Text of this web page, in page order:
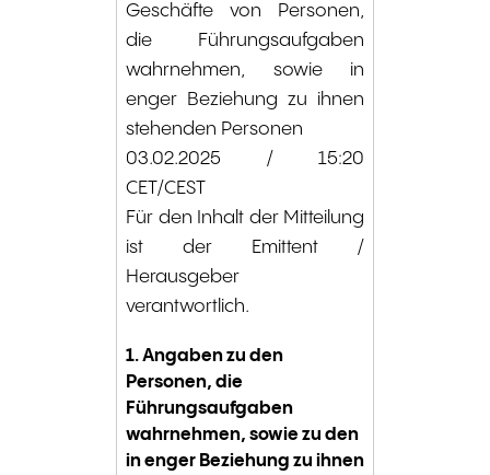
Geschäfte von Personen,
die Führungsaufgaben
wahrnehmen, sowie in
enger Beziehung zu ihnen
stehenden Personen
03.02.2025 / 15:20
CET/CEST
Für den Inhalt der Mitteilung
ist der Emittent /
Herausgeber
verantwortlich.
1. Angaben zu den
Personen, die
Führungsaufgaben
wahrnehmen, sowie zu den
in enger Beziehung zu ihnen